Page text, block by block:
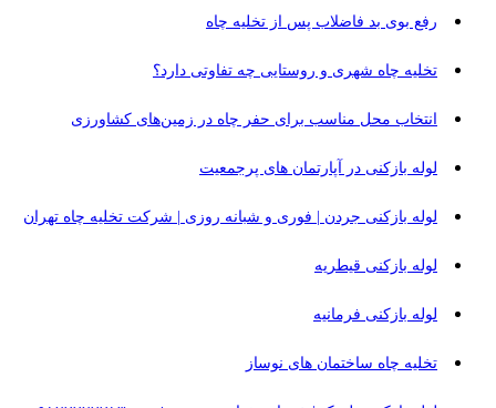
رفع بوی بد فاضلاب پس از تخلیه چاه
تخلیه چاه شهری و روستایی چه تفاوتی دارد؟
انتخاب محل مناسب برای حفر چاه در زمین‌های کشاورزی
لوله بازکنی در آپارتمان‌ های پرجمعیت
لوله بازکنی جردن | فوری و شبانه روزی | شرکت تخلیه چاه تهران
لوله بازکنی قیطریه
لوله بازکنی فرمانیه
تخلیه چاه ساختمان‌ های نوساز